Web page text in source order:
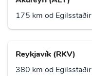
175 km od Egilsstaðir
Reykjavík (RKV)
380 km od Egilsstaðir